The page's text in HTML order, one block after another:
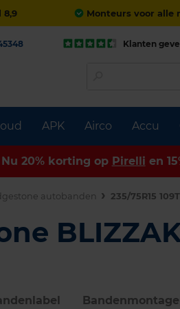
8,9 Monteurs voor alle
APK Airco Accu
Klanten
Nu 20% korting op Pirelli en
autobanden 235/75R15